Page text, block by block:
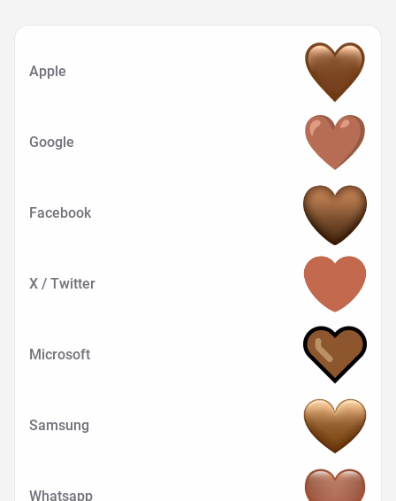
Apple
Google
Facebook
X / Twitter
Microsoft
Samsung
Whatsapp